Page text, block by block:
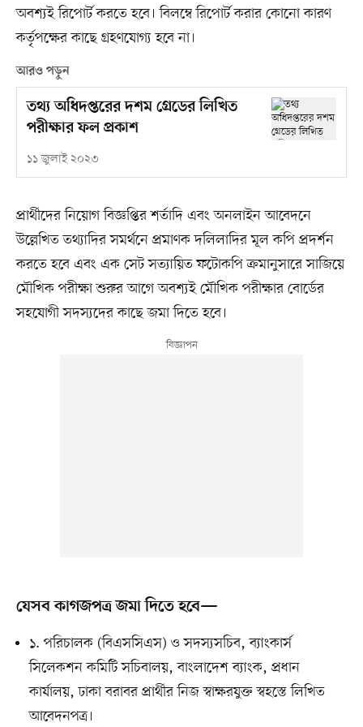
অবশ্যই রিপোর্ট করতে হবে। বিলম্বে রিপোর্ট করার কোনো কারণ
কর্তৃপক্ষের কাছে গ্রহণযোগ্য হবে না।
আরও পড়ুন
তথ্য অধিদপ্তরের দশম গ্রেডের লিখিত
পরীক্ষার ফল প্রকাশ
১১ জুলাই ২০২৩
প্রার্থীদের নিয়োগ বিজ্ঞপ্তির শর্তাদি এবং অনলাইন আবেদনে
উল্লেখিত তথ্যাদির সমর্থনে প্রমাণক দলিলাদির মূল কপি প্রদর্শন
করতে হবে এবং এক সেট সত্যায়িত ফটোকপি ক্রমানুসারে সাজিয়ে
মৌখিক পরীক্ষা শুরুর আগে অবশ্যই মৌখিক পরীক্ষার বোর্ডের
সহযোগী সদস্যদের কাছে জমা দিতে হবে।
যেসব কাগজপত্র জমা দিতে হবে—
১. পরিচালক (বিএসসিএস) ও সদস্যসচিব, ব্যাংকার্স
সিলেকশন কমিটি সচিবালয়, বাংলাদেশ ব্যাংক, প্রধান
কার্যালয়, ঢাকা বরাবর প্রার্থীর নিজ স্বাক্ষরযুক্ত স্বহস্তে লিখিত
আবেদনপত্র।